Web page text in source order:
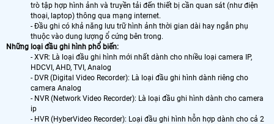
trò tập hợp hình ảnh và truyền tải đến thiết bị cần quan sát (như điện
thoại, laptop) thông qua mạng internet.
- Đầu ghi có khả năng lưu trữ hình ảnh thời gian dài hay ngắn phụ
thuộc vào dung lượng ổ cứng bên trong.
Những loại đầu ghi hình phổ biến:
- XVR: Là loại đầu ghi hình mới nhất dành cho nhiều loại camera IP,
HDCVI, AHD, TVI, Analog
- DVR (Digital Video Recorder): Là loại đầu ghi hình dành riêng cho
camera Analog
- NVR (Network Video Recorder): Là loại đầu ghi hình dành cho camera
ip
- HVR (HyberVideo Recorder): Loại đầu ghi hình hỗn hợp dành cho cả 2